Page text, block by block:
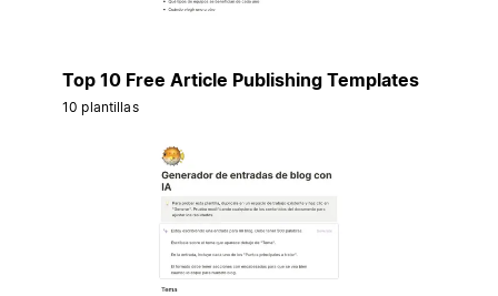
Top 10 Free Article Publishing Templates
10 plantillas